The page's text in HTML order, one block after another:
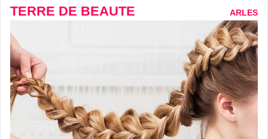
TERRE DE BEAUTE ARLES